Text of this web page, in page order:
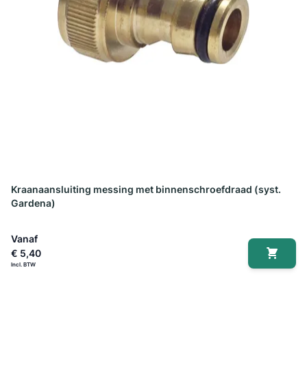
Kraanaansluiting messing met binnenschroefdraad (syst.
Gardena)
Vanaf
€ 5,40